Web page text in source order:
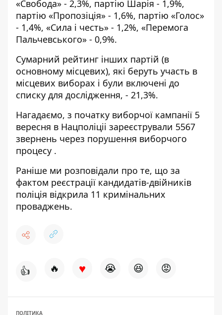
«Свобода» - 2,3%, партію Шарія - 1,9%,
партію «Пропозiцiя» - 1,6%, партію «Голос»
- 1,4%, «Сила і честь» - 1,2%, «Перемога
Пальчевського» - 0,9%.
Сумарний рейтинг інших партій (в
основному місцевих), які беруть участь в
місцевих виборах і були включені до
списку для дослідження, - 21,3%.
Нагадаємо, з початку виборчої кампанії 5
вересня в Нацполіціі зареєстрували 5567
звернень через порушення виборчого
процесу .
Раніше ми розповідали про те, що за
фактом реєстрації кандидатів-двійників
поліція відкрила 11 кримінальних
проваджень.
👍 🔥 ♥ 😭 😆 😡
ПОЛІТИКА